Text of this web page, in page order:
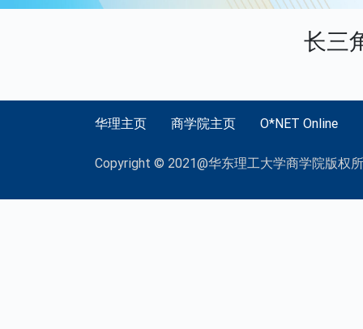
长三
华理主页 商学院主页 O*NET Online
Copyright © 2021@华东理工大学商学院版权